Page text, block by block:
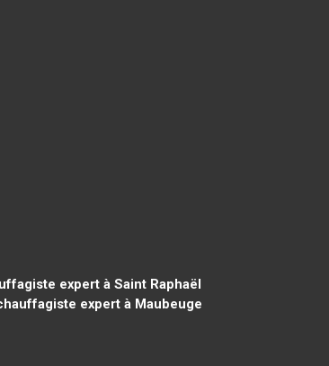
expert à Saint Raphaël
expert à Maubeuge